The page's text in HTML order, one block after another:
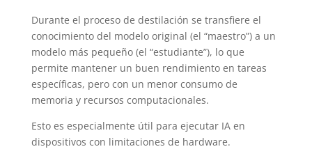
Durante el proceso de destilación se transfiere el
conocimiento del modelo original (el “maestro”) a un
modelo más pequeño (el “estudiante”), lo que
permite mantener un buen rendimiento en tareas
específicas, pero con un menor consumo de
memoria y recursos computacionales.
Esto es especialmente útil para ejecutar IA en
dispositivos con limitaciones de hardware.